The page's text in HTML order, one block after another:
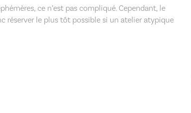
ce n’est pas compliqué. Cependant, le
réserver le plus tôt possible si un atelier atypique